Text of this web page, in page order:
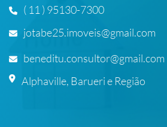
( 11 ) 95130-7300
jotabe25.imoveis@gmail.com
beneditu.consultor@gmail.com
Alphaville, Barueri e Região